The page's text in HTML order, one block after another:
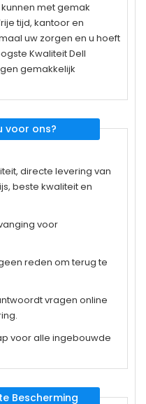
met gemak
tijd, kantoor en
uw zorgen en u hoeft
Kwaliteit Dell
gemakkelijk
voor ons?
directe levering van
beste kwaliteit en
voor
reden om terug te
vragen online
voor alle ingebouwde
Bescherming